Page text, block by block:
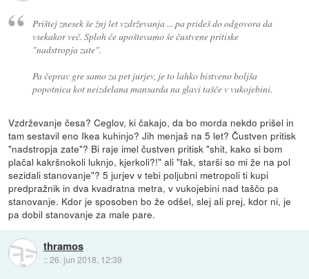
Prištej znesek še žnj let vzdrževanja ... pa prideš do odgovora da
vsekakor več. Sploh če upoštevamo še čustvene pritiske
"nadstropja zate".
Pa čeprav gre samo za pet jurjev, je to lahko bistveno boljša
popotnica kot neizdelana mansarda na glavi tašče v vukojebini.
Vzdrževanje česa? Ceglov, ki čakajo, da bo morda nekdo prišel in
tam sestavil eno Ikea kuhinjo? Jih menjaš na 5 let? Čustven pritisk
"nadstropja zate"? Bi raje imel čustven pritisk "shit, kako si bom
plačal kakršnokoli luknjo, kjerkoli?!" ali "fak, starši so mi že na pol
sezidali stanovanje"? 5 jurjev v tebi poljubni metropoli ti kupi
predpražnik in dva kvadratna metra, v vukojebini nad taščo pa
stanovanje. Kdor je sposoben bo že odšel, slej ali prej, kdor ni, je
pa dobil stanovanje za male pare.
thramos
::26. jun 2018, 12:39